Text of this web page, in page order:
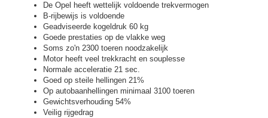
De Opel heeft wettelijk voldoende trekvermogen
B-rijbewijs is voldoende
Geadviseerde kogeldruk 60 kg
Goede prestaties op de vlakke weg
Soms zo'n 2300 toeren noodzakelijk
Motor heeft veel trekkracht en souplesse
Normale acceleratie 21 sec.
Goed op steile hellingen 21%
Op autobaanhellingen minimaal 3100 toeren
Gewichtsverhouding 54%
Veilig rijgedrag